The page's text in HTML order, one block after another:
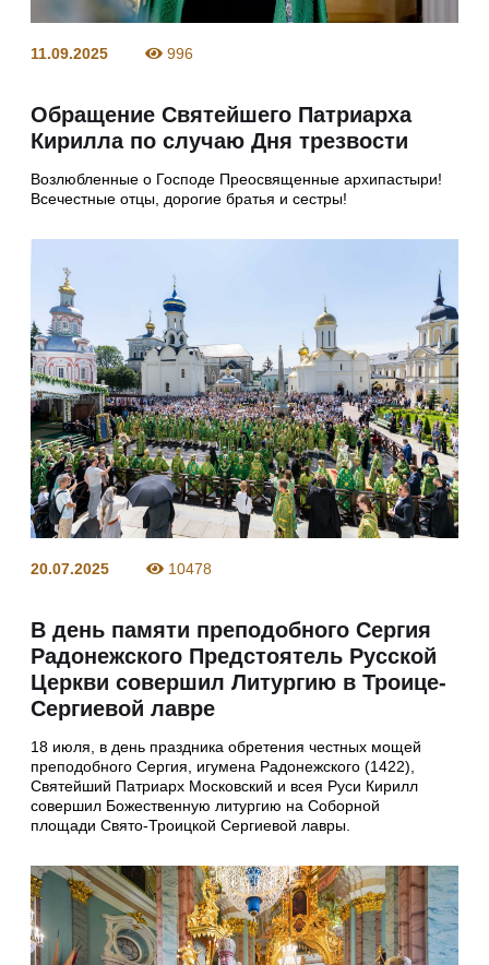
11.09.2025 996
Обращение Святейшего Патриарха
Кирилла по случаю Дня трезвости
Возлюбленные о Господе Преосвященные архипастыри!
Всечестные отцы, дорогие братья и сестры!
20.07.2025 10478
В день памяти преподобного Сергия
Радонежского Предстоятель Русской
Церкви совершил Литургию в Троице-
Сергиевой лавре
18 июля, в день праздника обретения честных мощей
преподобного Сергия, игумена Радонежского (1422),
Святейший Патриарх Московский и всея Руси Кирилл
совершил Божественную литургию на Соборной
площади Свято-Троицкой Сергиевой лавры.